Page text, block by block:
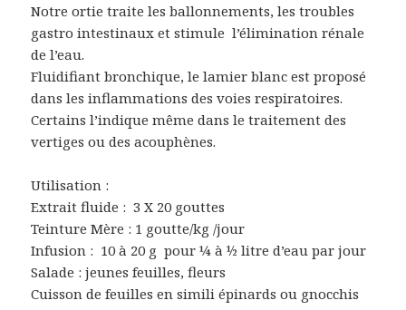
Notre ortie traite les ballonnements, les troubles
gastro intestinaux et stimule l’élimination rénale
de l’eau.
Fluidifiant bronchique, le lamier blanc est proposé
dans les inflammations des voies respiratoires.
Certains l’indique même dans le traitement des
vertiges ou des acouphènes.
Utilisation :
Extrait fluide : 3 X 20 gouttes
Teinture Mère : 1 goutte/kg /jour
Infusion : 10 à 20 g pour ¼ à ½ litre d’eau par jour
Salade : jeunes feuilles, fleurs
Cuisson de feuilles en simili épinards ou gnocchis